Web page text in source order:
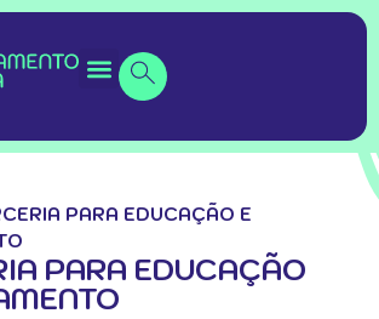
PARA EDUCAÇÃO E
PARA EDUCAÇÃO